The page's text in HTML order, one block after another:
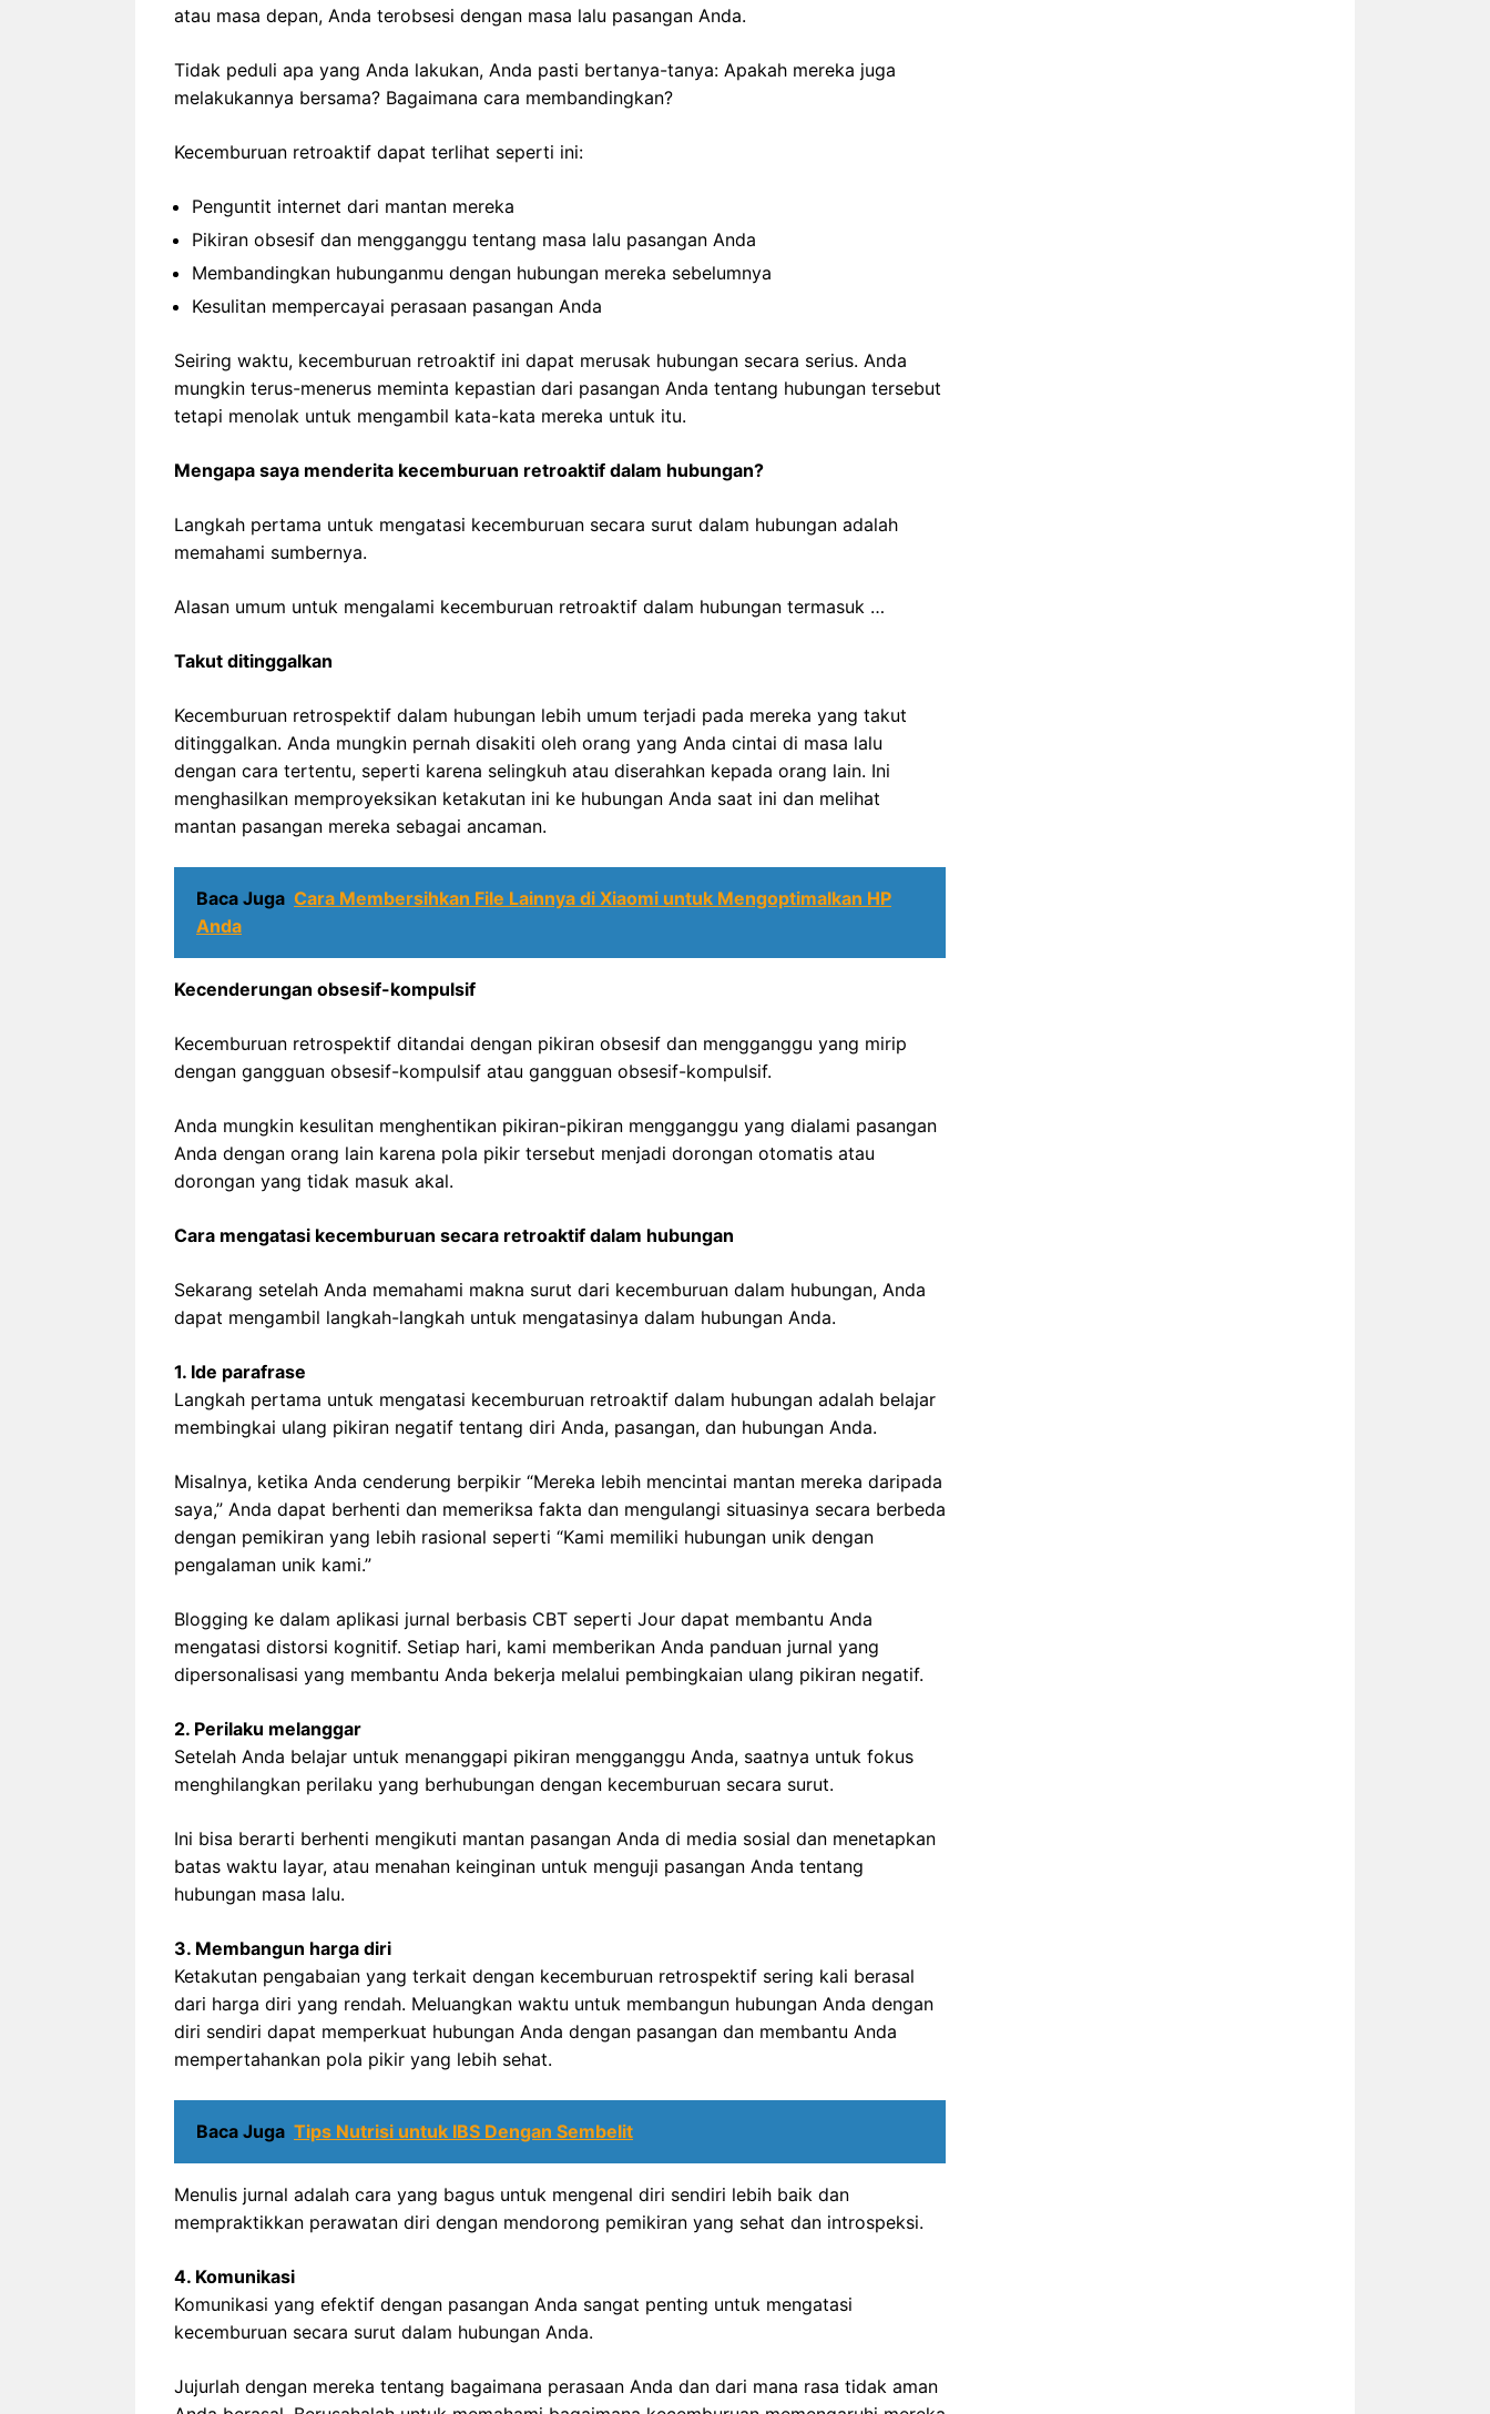
atau masa depan, Anda terobsesi dengan masa lalu pasangan Anda.
Tidak peduli apa yang Anda lakukan, Anda pasti bertanya-tanya: Apakah mereka juga
melakukannya bersama? Bagaimana cara membandingkan?
Kecemburuan retroaktif dapat terlihat seperti ini:
Penguntit internet dari mantan mereka
Pikiran obsesif dan mengganggu tentang masa lalu pasangan Anda
Membandingkan hubunganmu dengan hubungan mereka sebelumnya
Kesulitan mempercayai perasaan pasangan Anda
Seiring waktu, kecemburuan retroaktif ini dapat merusak hubungan secara serius. Anda
mungkin terus-menerus meminta kepastian dari pasangan Anda tentang hubungan tersebut
tetapi menolak untuk mengambil kata-kata mereka untuk itu.
Mengapa saya menderita kecemburuan retroaktif dalam hubungan?
Langkah pertama untuk mengatasi kecemburuan secara surut dalam hubungan adalah
memahami sumbernya.
Alasan umum untuk mengalami kecemburuan retroaktif dalam hubungan termasuk …
Takut ditinggalkan
Kecemburuan retrospektif dalam hubungan lebih umum terjadi pada mereka yang takut
ditinggalkan. Anda mungkin pernah disakiti oleh orang yang Anda cintai di masa lalu
dengan cara tertentu, seperti karena selingkuh atau diserahkan kepada orang lain. Ini
menghasilkan memproyeksikan ketakutan ini ke hubungan Anda saat ini dan melihat
mantan pasangan mereka sebagai ancaman.
Baca Juga Cara Membersihkan File Lainnya di Xiaomi untuk Mengoptimalkan HP
Anda
Kecenderungan obsesif-kompulsif
Kecemburuan retrospektif ditandai dengan pikiran obsesif dan mengganggu yang mirip
dengan gangguan obsesif-kompulsif atau gangguan obsesif-kompulsif.
Anda mungkin kesulitan menghentikan pikiran-pikiran mengganggu yang dialami pasangan
Anda dengan orang lain karena pola pikir tersebut menjadi dorongan otomatis atau
dorongan yang tidak masuk akal.
Cara mengatasi kecemburuan secara retroaktif dalam hubungan
Sekarang setelah Anda memahami makna surut dari kecemburuan dalam hubungan, Anda
dapat mengambil langkah-langkah untuk mengatasinya dalam hubungan Anda.
1. Ide parafrase
Langkah pertama untuk mengatasi kecemburuan retroaktif dalam hubungan adalah belajar
membingkai ulang pikiran negatif tentang diri Anda, pasangan, dan hubungan Anda.
Misalnya, ketika Anda cenderung berpikir “Mereka lebih mencintai mantan mereka daripada
saya,” Anda dapat berhenti dan memeriksa fakta dan mengulangi situasinya secara berbeda
dengan pemikiran yang lebih rasional seperti “Kami memiliki hubungan unik dengan
pengalaman unik kami.”
Blogging ke dalam aplikasi jurnal berbasis CBT seperti Jour dapat membantu Anda
mengatasi distorsi kognitif. Setiap hari, kami memberikan Anda panduan jurnal yang
dipersonalisasi yang membantu Anda bekerja melalui pembingkaian ulang pikiran negatif.
2. Perilaku melanggar
Setelah Anda belajar untuk menanggapi pikiran mengganggu Anda, saatnya untuk fokus
menghilangkan perilaku yang berhubungan dengan kecemburuan secara surut.
Ini bisa berarti berhenti mengikuti mantan pasangan Anda di media sosial dan menetapkan
batas waktu layar, atau menahan keinginan untuk menguji pasangan Anda tentang
hubungan masa lalu.
3. Membangun harga diri
Ketakutan pengabaian yang terkait dengan kecemburuan retrospektif sering kali berasal
dari harga diri yang rendah. Meluangkan waktu untuk membangun hubungan Anda dengan
diri sendiri dapat memperkuat hubungan Anda dengan pasangan dan membantu Anda
mempertahankan pola pikir yang lebih sehat.
Baca Juga Tips Nutrisi untuk IBS Dengan Sembelit
Menulis jurnal adalah cara yang bagus untuk mengenal diri sendiri lebih baik dan
mempraktikkan perawatan diri dengan mendorong pemikiran yang sehat dan introspeksi.
4. Komunikasi
Komunikasi yang efektif dengan pasangan Anda sangat penting untuk mengatasi
kecemburuan secara surut dalam hubungan Anda.
Jujurlah dengan mereka tentang bagaimana perasaan Anda dan dari mana rasa tidak aman